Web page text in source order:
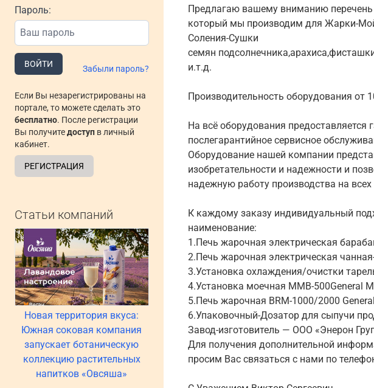
Пароль:
ВОЙТИ Забыли пароль?
Если Вы незарегистрированы на
портале, то можете сделать это
бесплатно. После регистрации
Вы получитедоступ в личный
кабинет.
РЕГИСТРАЦИЯ
Статьи компаний
Новая территория вкуса:
Южная соковая компания
запускает ботаническую
коллекцию растительных
напитков «Овсяша»
Предлагаю вашему вниманию
который мы производим для Жарки-
Соления-Сушки
семян
и.т.д.
Производительность оборудования от
На всё оборудования предоставляется
послегарантийное сервисное
Оборудование нашей компании
изобретательности и надежности и
надежную работу производства на всех
К каждому заказу индивидуальный
наименование:
1.Печь жарочная электрическая
2.Печь жарочная электрическая
3.Установка охлаждения/очистки
4.Установка моечная ММВ-500General
5.Печь жарочная BRM-1000/2000
6.Упаковочный-Дозатор для сыпучи
Завод-изготовитель — ООО «Энерон
Для получения дополнительной
просим Вас связаться с нами по